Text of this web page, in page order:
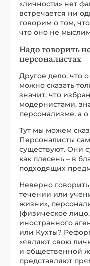
«личности» нет
встречается ни
говорим о том,
что оно не
Надо говорить
персоналистах
Другое дело, что
можно сказать
значит, что
модернистами,
персонализме, а
Тут мы можем
Персоналисты
существуют. Они
как плесень – в
подходящих
Неверно
течении или
жизни»,
(физическое
иностранного
или Кухты?
«являют свою
и общественной
представляют